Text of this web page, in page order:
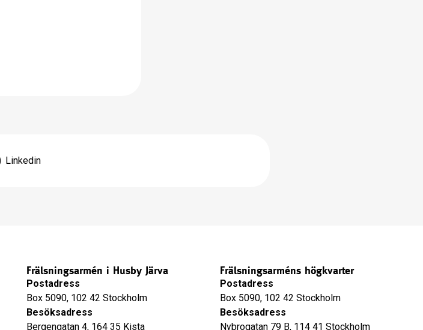
Linkedin
Frälsningsarmén i Husby Järva
Postadress
Box 5090, 102 42 Stockholm
Besöksadress
Bergengatan 4, 164 35 Kista
Frälsningsarméns högkvarter
Postadress
Box 5090, 102 42 Stockholm
Besöksadress
Nybrogatan 79 B, 114 41 Stockholm